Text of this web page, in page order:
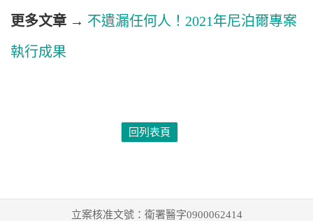
更多文章 → 不遺漏任何人！2021年尼泊爾專案
執行成果
回列表頁
立案核准文號：衛署醫字0900062414